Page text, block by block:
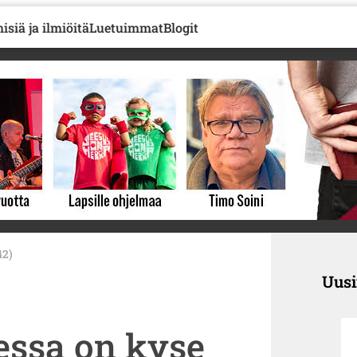
ja ilmiöitäLuetuimmatBlogit
on kyse